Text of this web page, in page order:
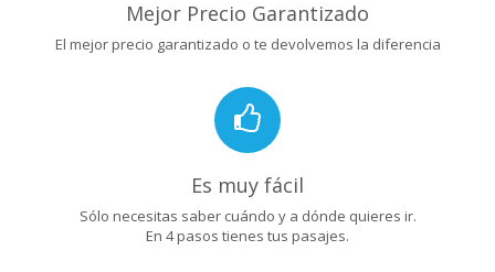
Mejor Precio Garantizado
El mejor precio garantizado o te devolvemos la diferencia
Es muy fácil
Sólo necesitas saber cuándo y a dónde quieres ir.
En 4 pasos tienes tus pasajes.